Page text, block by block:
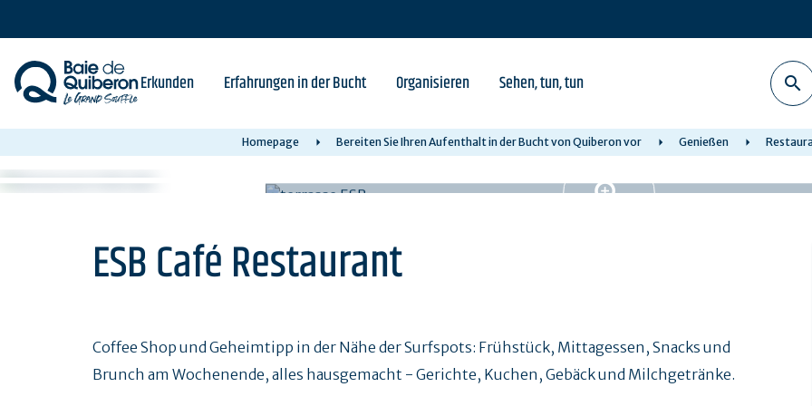
content
Erkunden Erfahrungen in der Bucht Organisieren Sehen, tun, tun
Homepage Bereiten Sie Ihren Aufenthalt in der Bucht von Quiberon vor Genießen
ESB Café Restaurant
Coffee Shop und Geheimtipp in der Nähe der Surfspots: Frühstück, Mittagessen, Snacks und
Brunch am Wochenende, alles hausgemacht - Gerichte, Kuchen, Gebäck und Milchgetränke.